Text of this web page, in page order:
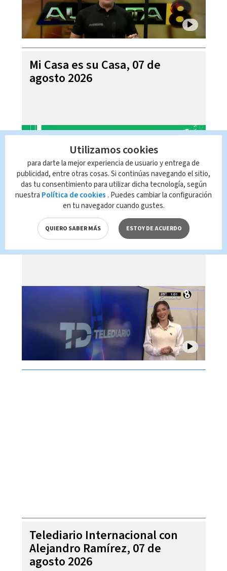
Mi Casa es su Casa, 07 de
agosto 2026
Telediario En Directo con Paula
Brenes, 07 de agosto 2026
Telediario Internacional con
Alejandro Ramírez, 07 de
agosto 2026
Utilizamos cookies
para darte la mejor experiencia de usuario y entrega de
publicidad, entre otras cosas. Si continúas navegando el sitio,
das tu consentimiento para utilizar dicha tecnología, según
nuestra Política de cookies . Puedes cambiar la configuración
en tu navegador cuando gustes.
QUIERO SABER MÁS ESTOY DE ACUERDO